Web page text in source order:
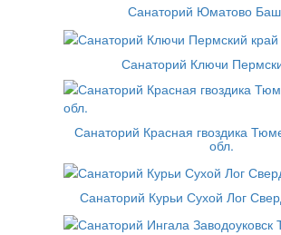
Санаторий Юматово
Санаторий Ключи
Санаторий Красная гвоздика
обл.
Санаторий Курьи Сухой Лог